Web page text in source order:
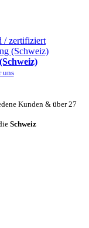
uns
Kunden & über 27
Schweiz